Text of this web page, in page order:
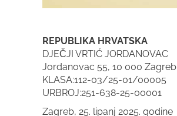
REPUBLIKA HRVATSKA
DJEČJI VRTIĆ JORDANOVAC
Jordanovac 55, 10 000 Zagreb
KLASA:112-03/25-01/00005
URBROJ:251-638-25-00001
Zagreb, 25. lipanj 2025. godine